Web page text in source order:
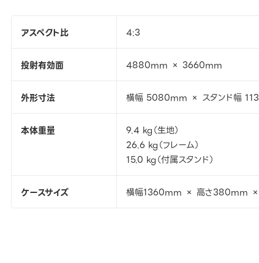
アスペクト比 4:3
投射有効面 4880mm × 3660mm
外形寸法 横幅 5080mm × スタンド幅
本体重量
9.4 kg（生地）
26.6 kg（フレーム）
15.0 kg（付属スタンド）
ケースサイズ 横幅1360mm × 高さ380mm